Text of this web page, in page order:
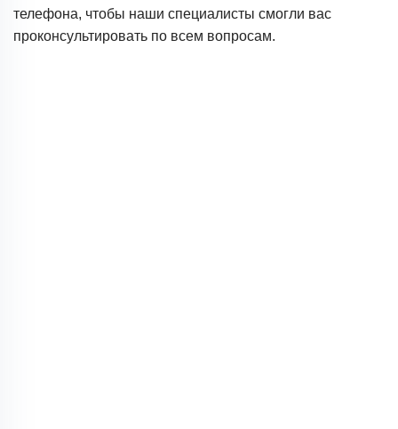
телефона, чтобы наши специалисты смогли вас
проконсультировать по всем вопросам.